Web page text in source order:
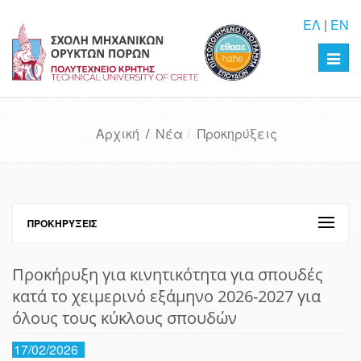
ΕΛ | EN
Αρχική / Νέα Προκηρύξεις
ΠΡΟΚΗΡΎΞΕΙΣ
Προκήρυξη για κινητικότητα για σπουδές
κατά το χειμερινό εξάμηνο 2026-2027 για
όλους τους κύκλους σπουδών
17/02/2026